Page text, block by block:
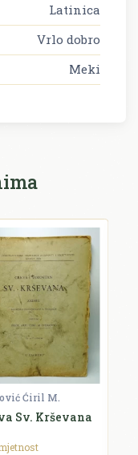
Latinica
Vrlo dobro
Meki
Ćiril M.
Sv. Krševana